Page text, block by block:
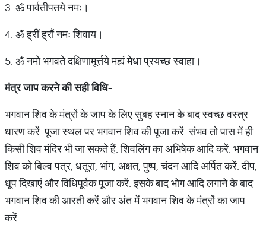
3. ॐ पार्वतीपतये नमः।
4. ॐ ह्रीं ह्रौं नमः शिवाय।
5. ॐ नमो भगवते दक्षिणामूर्त्तये मह्यं मेधा प्रयच्छ स्वाहा।
मंत्र जाप करने की सही विधि-
भगवान शिव के मंत्रों के जाप के लिए सुबह स्नान के बाद स्वच्छ वस्त्र
धारण करें. पूजा स्थल पर भगवान शिव की पूजा करें. संभव तो पास में ही
किसी शिव मंदिर भी जा सकते हैं. शिवलिंग का अभिषेक आदि करें. भगवान
शिव को बिल्व पत्र, धतूरा, भांग, अक्षत, पुष्प, चंदन आदि अर्पित करें. दीप,
धूप दिखाएं और विधिपूर्वक पूजा करें. इसके बाद भोग आदि लगाने के बाद
भगवान शिव की आरती करें और अंत में भगवान शिव के मंत्रों का जाप
करें.